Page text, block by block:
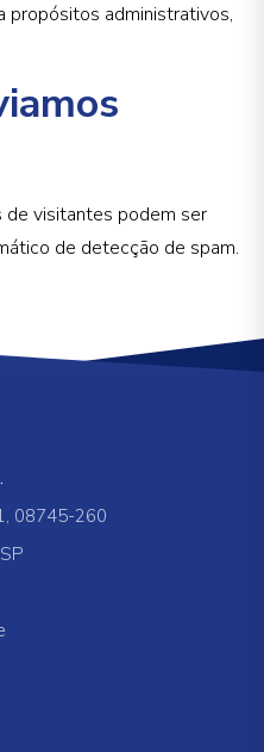
propósitos administrativos,
de visitantes podem ser
de detecção de spam.
08745-260